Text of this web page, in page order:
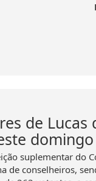
de Lucas
domingo
suplementar do
de conselheiros,